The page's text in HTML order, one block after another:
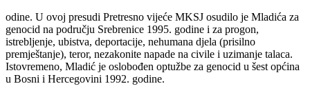
odine. U ovoj presudi Pretresno vijeće MKSJ osudilo je Mladića za
genocid na području Srebrenice 1995. godine i za progon,
istrebljenje, ubistva, deportacije, nehumana djela (prisilno
premještanje), teror, nezakonite napade na civile i uzimanje talaca.
Istovremeno, Mladić je oslobođen optužbe za genocid u šest općina
u Bosni i Hercegovini 1992. godine.